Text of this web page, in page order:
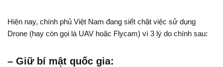
Hiện nay, chính phủ Việt Nam đang siết chặt việc sử dụng
Drone (hay còn gọi là UAV hoặc Flycam) vì 3 lý do chính sau:
– Giữ bí mật quốc gia: